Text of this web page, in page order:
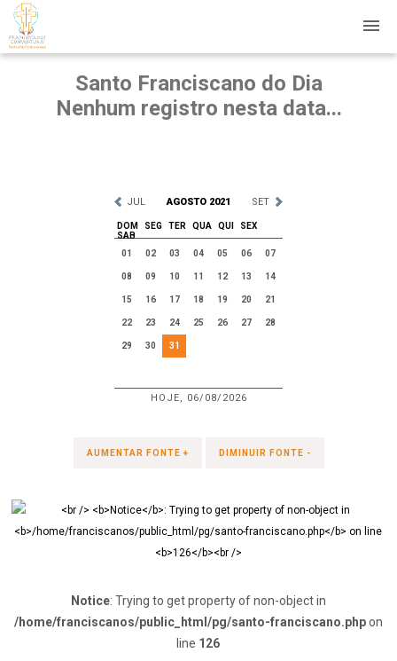
Santo Franciscano do Dia
Nenhum registro nesta data...
JUL AGOSTO 2021 SET
DOM SEG TER QUA QUI
SEX
SAB
01
02 03 04 05 06 07
08 09 10 11 12 13 14
15 16 17 18 19 20 21
22 23 24 25 26 27 28
29 30 31
HOJE, 06/08/2026
AUMENTAR FONTE + DIMINUIR FONTE -
Notice: Trying to get property of non-object in
/home/franciscanos/public_html/pg/santo-franciscano.phpon
line 126